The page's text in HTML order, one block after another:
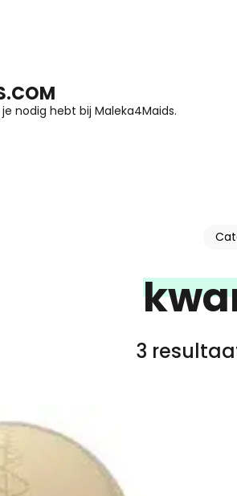
nodig hebt bij Maleka4Maids.
3